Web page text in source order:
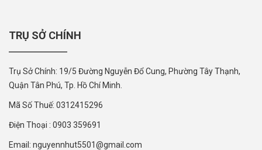
TRỤ SỞ CHÍNH
Trụ Sở Chính: 19/5 Đường Nguyễn Đổ Cung, Phường Tây Thạnh,
Quận Tân Phú, Tp. Hồ Chí Minh.
Mã Số Thuế: 0312415296
Điện Thoại : 0903 359691
Email: nguyennhut5501@gmail.com